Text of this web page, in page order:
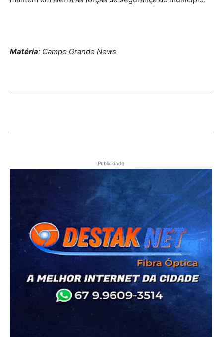
Matéria: Campo Grande News
Publicidade